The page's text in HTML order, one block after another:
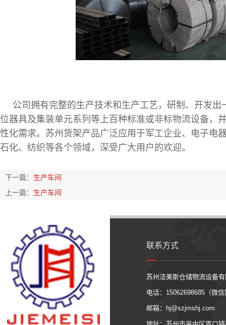
公司拥有完整的生产技术和生产工艺，研制、开发出
位器具及集装单元系列等上百种标准或非标物流设备，
性化需求。苏州货架产品广泛应用于军工企业、电子电
石化、纺织等各个领域，深受广大用户的欢迎。
下一篇： 生产车间
上一篇： 生产车间
联系方式
苏州洁美斯仓储物流设备
电话：15062698685（微
邮箱：hj@szjmshj.com